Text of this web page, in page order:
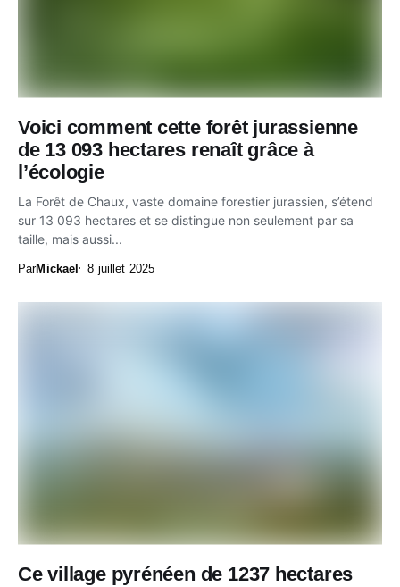
Voici comment cette forêt jurassienne
de 13 093 hectares renaît grâce à
l’écologie
La Forêt de Chaux, vaste domaine forestier jurassien, s’étend
sur 13 093 hectares et se distingue non seulement par sa
taille, mais aussi...
ParMickael 8 juillet 2025
Ce village pyrénéen de 1237 hectares